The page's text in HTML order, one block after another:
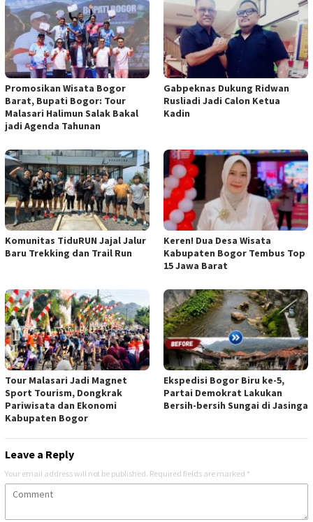
Promosikan Wisata Bogor
Barat, Bupati Bogor: Tour
Malasari Halimun Salak Bakal
jadi Agenda Tahunan
Gabpeknas Dukung Ridwan
Rusliadi Jadi Calon Ketua
Kadin
Komunitas TiduRUN Jajal Jalur
Baru Trekking dan Trail Run
Keren! Dua Desa Wisata
Kabupaten Bogor Tembus Top
15 Jawa Barat
Tour Malasari Jadi Magnet
Sport Tourism, Dongkrak
Pariwisata dan Ekonomi
Kabupaten Bogor
Ekspedisi Bogor Biru ke-5,
Partai Demokrat Lakukan
Bersih-bersih Sungai di Jasinga
Leave a Reply
Your email address will not be published. Required fields are marked *